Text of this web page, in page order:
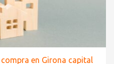
en Girona capital